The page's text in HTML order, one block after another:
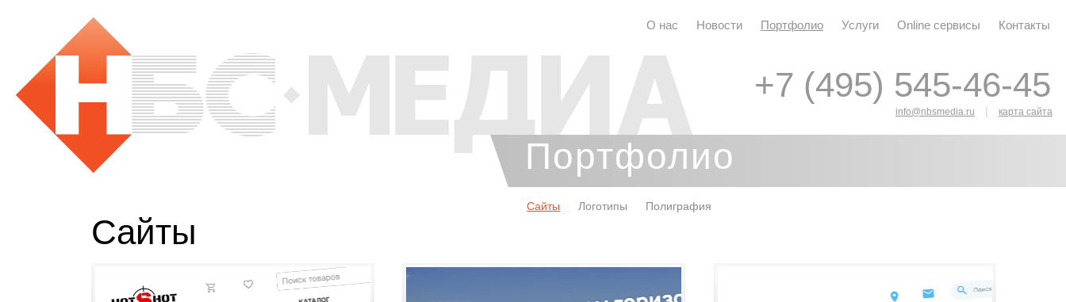
О нас Новости Портфолио Услуги Online сервисы Контакты
+7 (495) 545-46-45
+7 (495) 545-46-45
info@nbsmedia.ru | карта сайта
Портфолио
Сайты Логотипы Полиграфия
Сайты